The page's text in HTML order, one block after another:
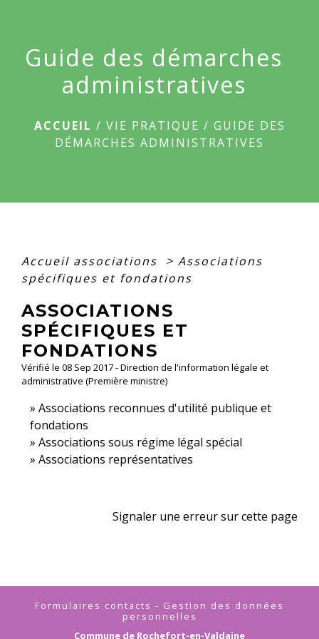
Guide des démarches
administratives
ACCUEIL / VIE PRATIQUE / GUIDE DES
DÉMARCHES ADMINISTRATIVES
Accueil associations > Associations
spécifiques et fondations
ASSOCIATIONS
SPÉCIFIQUES ET
FONDATIONS
Vérifié le 08 Sep 2017 - Direction de l'information légale et
administrative (Première ministre)
Associations reconnues d'utilité publique et
fondations
Associations sous régime légal spécial
Associations représentatives
Signaler une erreur sur cette page
Formulaires contacts - Gestion des données
personnelles
Commune de Rochefort-en-Valdaine